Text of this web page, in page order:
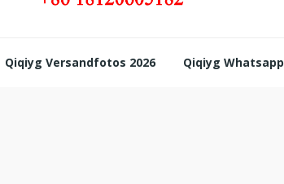
Qiqiyg Versandfotos 2026 Qiqiyg Whatsapp